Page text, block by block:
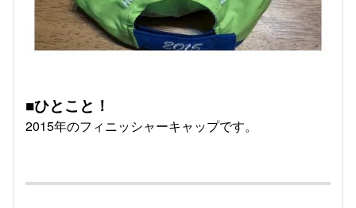
■ひとこと！
2015年のフィニッシャーキャップです。